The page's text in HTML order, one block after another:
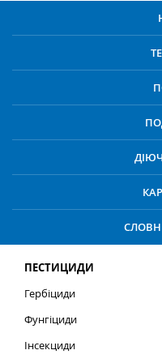
ПЕСТИЦИДИ
Гербіциди
Фунгіциди
Інсекциди